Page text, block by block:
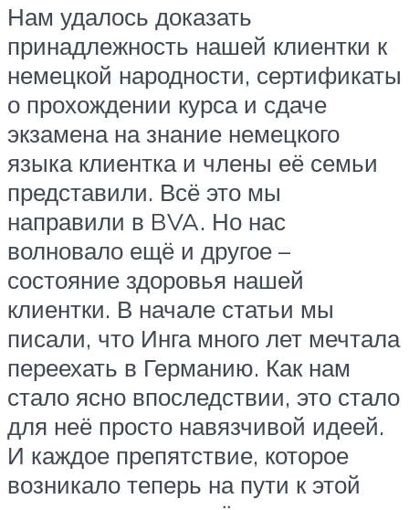
Нам удалось доказать
принадлежность нашей клиентки к
немецкой народности, сертификаты
о прохождении курса и сдаче
экзамена на знание немецкого
языка клиентка и члены её семьи
представили. Всё это мы
направили в BVA. Но нас
волновало ещё и другое –
состояние здоровья нашей
клиентки. В начале статьи мы
писали, что Инга много лет мечтала
переехать в Германию. Как нам
стало ясно впоследствии, это стало
для неё просто навязчивой идеей.
И каждое препятствие, которое
возникало теперь на пути к этой